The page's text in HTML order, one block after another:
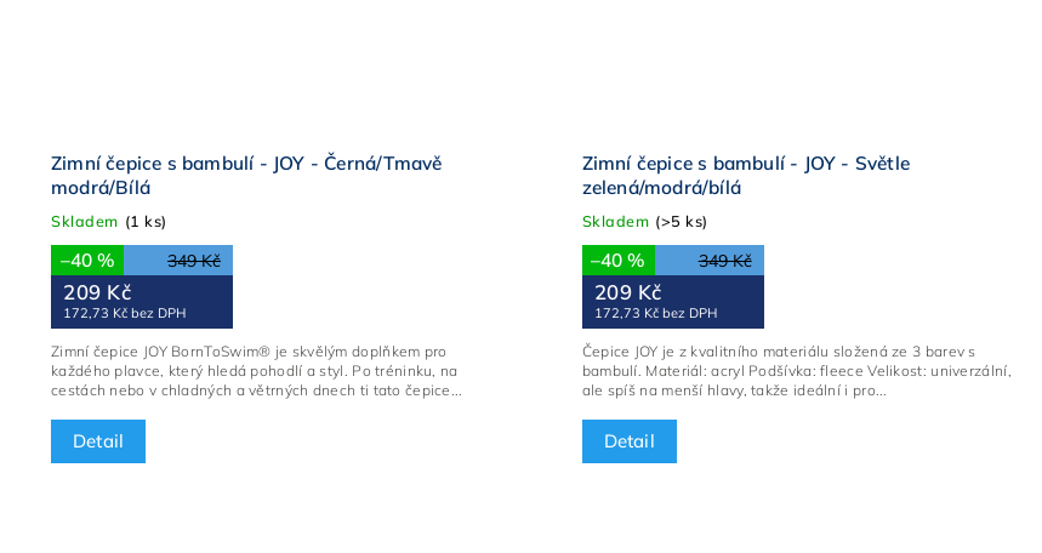
Zimní čepice s bambulí - JOY - Černá/Tmavě
modrá/Bílá
Skladem (1 ks)
349 Kč
–40 %
209 Kč
172,73 Kč bez DPH
Detail
Zimní čepice JOY BornToSwim® je skvělým doplňkem pro
každého plavce, který hledá pohodlí a styl. Po tréninku, na
cestách nebo v chladných a větrných dnech ti tato čepice...
Zimní čepice s bambulí - JOY - Světle
zelená/modrá/bílá
Skladem (>5 ks)
349 Kč
–40 %
209 Kč
172,73 Kč bez DPH
Detail
Čepice JOY je z kvalitního materiálu složená ze 3 barev s
bambulí. Materiál: acryl Podšívka: fleece Velikost: univerzální,
ale spíš na menší hlavy, takže ideální i pro...